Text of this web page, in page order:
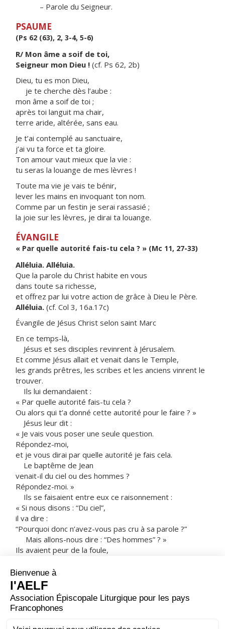
– Parole du Seigneur.
PSAUME
(Ps 62 (63), 2, 3-4, 5-6)
R/ Mon âme a soif de toi,
Seigneur mon Dieu ! (cf. Ps 62, 2b)
Dieu, tu es mon Dieu,
je te cherche dès l’aube :
mon âme a soif de toi ;
après toi languit ma chair,
terre aride, altérée, sans eau.
Je t’ai contemplé au sanctuaire,
j’ai vu ta force et ta gloire.
Ton amour vaut mieux que la vie :
tu seras la louange de mes lèvres !
Toute ma vie je vais te bénir,
lever les mains en invoquant ton nom.
Comme par un festin je serai rassasié ;
la joie sur les lèvres, je dirai ta louange.
ÉVANGILE
« Par quelle autorité fais-tu cela ? » (Mc 11, 27-33)
Alléluia. Alléluia.
Que la parole du Christ habite en vous
dans toute sa richesse,
et offrez par lui votre action de grâce à Dieu le Père.
Alléluia. (cf. Col 3, 16a.17c)
Évangile de Jésus Christ selon saint Marc
En ce temps-là,
Jésus et ses disciples revinrent à Jérusalem.
Et comme Jésus allait et venait dans le Temple,
les grands prêtres, les scribes et les anciens vinrent le
trouver.
Ils lui demandaient :
« Par quelle autorité fais-tu cela ?
Ou alors qui t’a donné cette autorité pour le faire ? »
Jésus leur dit :
« Je vais vous poser une seule question.
Répondez-moi,
et je vous dirai par quelle autorité je fais cela.
Le baptême de Jean
venait-il du ciel ou des hommes ?
Répondez-moi. »
Ils se faisaient entre eux ce raisonnement :
« Si nous disons : “Du ciel”,
il va dire :
“Pourquoi donc n’avez-vous pas cru à sa parole ?”
Mais allons-nous dire : “Des hommes” ? »
Ils avaient peur de la foule,
prophète.
Ils répondent donc à Jésus :
« Nous ne savons pas ! »
Alors Jésus leur dit :
« Moi, je ne vous dis pas non plus
par quelle autorité je fais cela. »